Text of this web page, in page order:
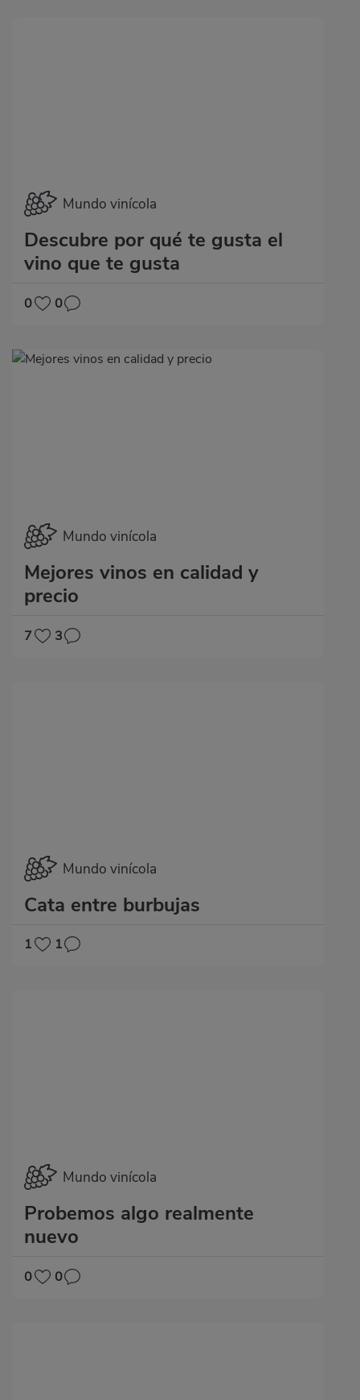
Mundo vinícola
Descubre por qué te gusta el
vino que te gusta
0 0
Mundo vinícola
Mejores vinos en calidad y
precio
7 3
Mundo vinícola
Cata entre burbujas
1 1
Mundo vinícola
Probemos algo realmente
nuevo
0 0